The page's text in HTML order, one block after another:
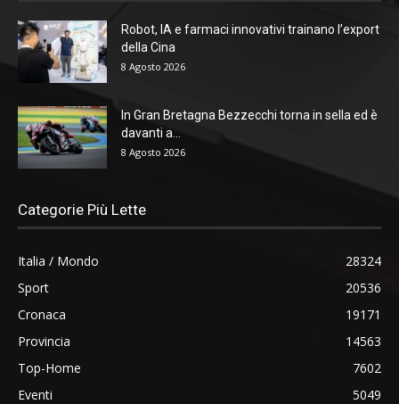
Robot, IA e farmaci innovativi trainano l’export
della Cina
8 Agosto 2026
In Gran Bretagna Bezzecchi torna in sella ed è
davanti a...
8 Agosto 2026
Categorie Più Lette
Italia / Mondo
28324
Sport
20536
Cronaca
19171
Provincia
14563
Top-Home
7602
Eventi
5049